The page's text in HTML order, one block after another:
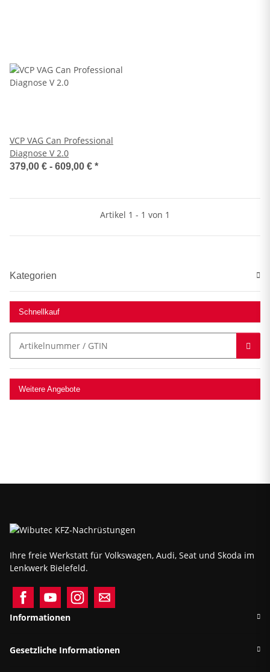
VCP VAG Can Professional
Diagnose V 2.0
379,00 € - 609,00 € *
Artikel 1 - 1 von 1
Kategorien
Schnellkauf
Weitere Angebote
Ihre freie Werkstatt für Volkswagen, Audi, Seat und Skoda im
Lenkwerk Bielefeld.
Informationen
Gesetzliche Informationen